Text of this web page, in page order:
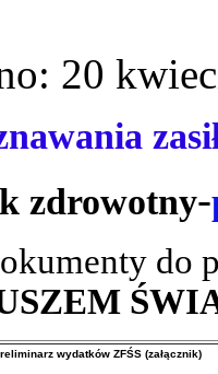
20
zdrowotny-
do
wydatków ZFŚS (załącznik)